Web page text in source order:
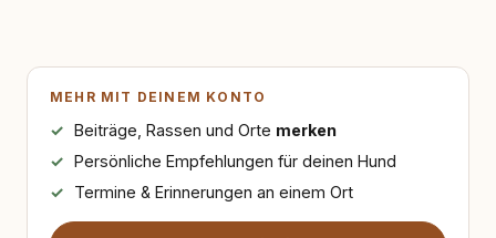
MEHR MIT DEINEM KONTO
Beiträge, Rassen und Orte merken
Persönliche Empfehlungen für deinen Hund
Termine & Erinnerungen an einem Ort